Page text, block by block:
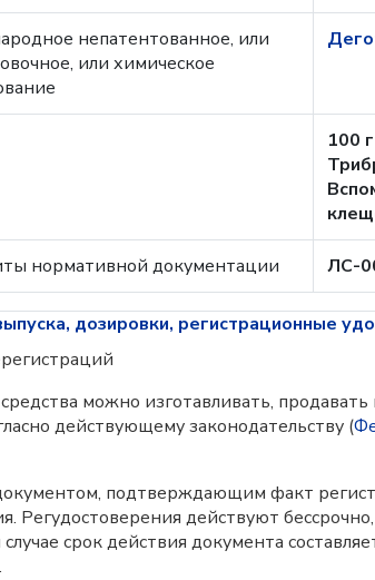
непатентованное, или
или химическое
100
нормативной документации ЛС-
дозировки, регистрационные
можно изготавливать,
действующему законодательству (
подтверждающим факт
Регудостоверения действуют
срок действия документа